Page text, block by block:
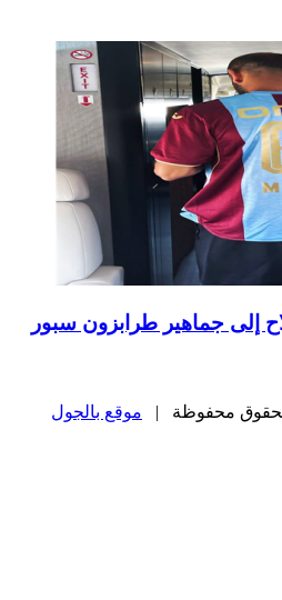
إلى جماهير طرابزون سبور
موقع بالجول